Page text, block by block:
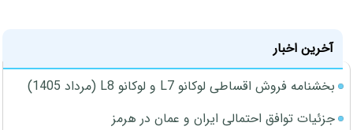
آخرین اخبار
بخشنامه فروش اقساطی لوکانو L7 و لوکانو L8 (مرداد 1405)
جزئیات توافق احتمالی ایران و عمان در هرمز